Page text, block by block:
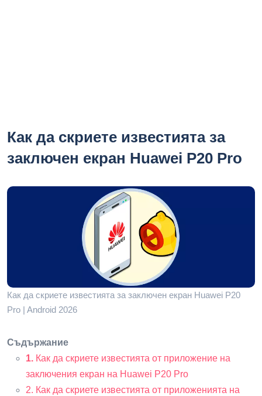
Как да скриете известията за
заключен екран Huawei P20 Pro
Как да скриете известията за заключен екран Huawei P20
Pro | Android 2026
Съдържание
1. Как да скриете известията от приложение на
заключения екран на Huawei P20 Pro
2. Как да скриете известията от приложенията на